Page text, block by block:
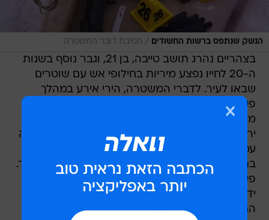
הנשק שנתפס ברשות החשודים / חטיבת דובר המשטרה
בצהריים נהרג תושב טייבה, בן 21, וגבר נוסף בשנות
ה-20 לחייו נפצע מיריות בחילופי אש עם שוטרים
שבאו לעיר. לדברי המשטרה, הירי אירע במהלך
פעילות של שוטרי מחוז מרכז ושוטרים מיחידות
מיוחדות, שנתקלו בחמושים. במקום התפתח קרב
יריות, במהלכו נהרג אחד החמושים ואדם נוסף שהיה
עמו נפצע באורח בינוני. ככל הנראה, מדובר
בתושבים המשתייכים לאחת ממשפחות הפשע בעיר.
פעילות המשטרה במקום נמשכת והפצוע פונה על
ידי צוותים של מגן דוד אדום ממרחב ירקון לבית
החולים מאיר בכפר סבא.